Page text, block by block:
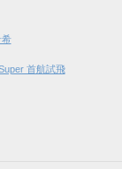
首航試飛